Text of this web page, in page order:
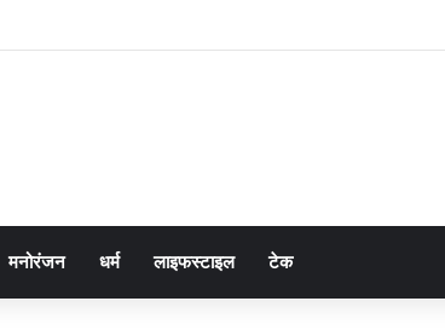
मंडल में ट्रैक दोहरीकरण का काम जारी, 12 ट्रेनें निरस्त; कई का बदला
मनोरंजन धर्म लाइफस्टाइल टेक